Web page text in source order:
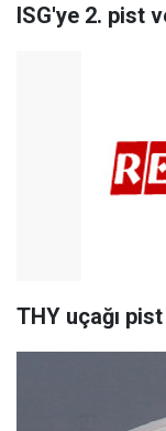
ISG'ye 2. pist
THY uçağı